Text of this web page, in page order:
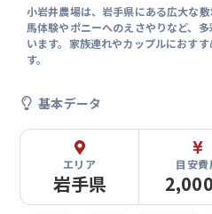
小岩井農場は、岩手県にある広大な
馬体験やポニーへのえさやりなど、
います。家族連れやカップルにおす
す。
基本データ
エリア
岩手県
目安費